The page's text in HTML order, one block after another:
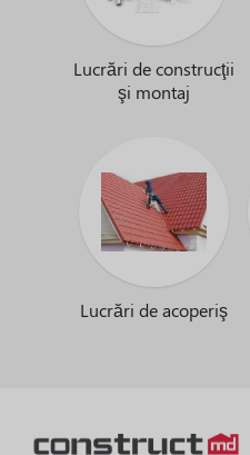
Lucrări de construcţii
şi montaj
Lucrări de acoperiş